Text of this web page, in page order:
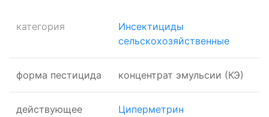
категория
Инсектициды
сельскохозяйственные
форма пестицида концентрат эмульсии (КЭ)
действующее
Циперметрин